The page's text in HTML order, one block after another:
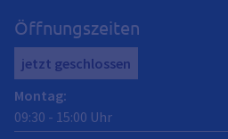
Öffnungszeiten
jetzt geschlossen
Montag:
09:30 - 15:00 Uhr